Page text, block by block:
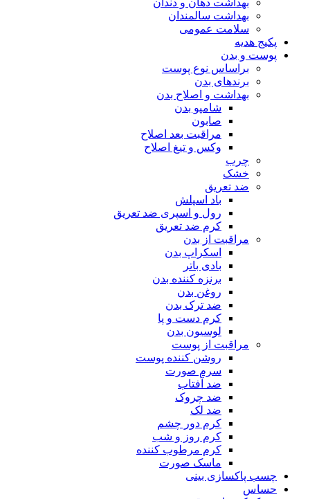
بهداشت سالمندان
سلامت عمومی
پکیج هدیه
پوست و بدن
براساس نوع پوست
برندهای بدن
بهداشت و اصلاح بدن
شامپو بدن
صابون
مراقبت بعد اصلاح
وکس و تیغ اصلاح
چرب
خشک
ضد تعریق
باد اسپلش
رول و اسپری ضد تعریق
کرم ضد تعریق
مراقبت از بدن
اسکراپ بدن
بادی باتر
برنزه کننده بدن
روغن بدن
ضد ترک بدن
کرم دست و پا
لوسیون بدن
مراقبت از پوست
روشن کننده پوست
سرم صورت
ضد آفتاب
ضد چروک
ضد لک
کرم دور چشم
کرم روز و شب
کرم مرطوب کننده
ماسک صورت
چسب پاکسازی بینی
حساس